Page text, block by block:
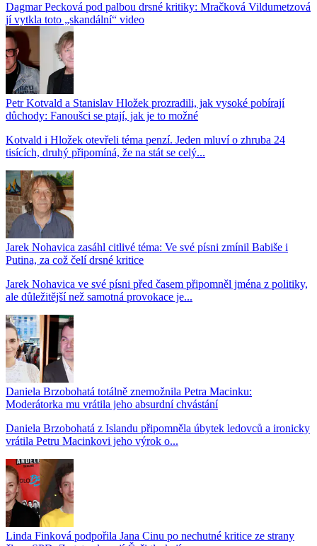
Dagmar Pecková pod palbou drsné kritiky: Mračková Vildumetzová
jí vytkla toto „skandální“ video
Petr Kotvald a Stanislav Hložek prozradili, jak vysoké pobírají
důchody: Fanoušci se ptají, jak je to možné
Kotvald i Hložek otevřeli téma penzí. Jeden mluví o zhruba 24
tisících, druhý připomíná, že na stát se celý...
Jarek Nohavica zasáhl citlivé téma: Ve své písni zmínil Babiše i
Putina, za což čelí drsné kritice
Jarek Nohavica ve své písni před časem připomněl jména z politiky,
ale důležitější než samotná provokace je...
Daniela Brzobohatá totálně znemožnila Petra Macinku:
Moderátorka mu vrátila jeho absurdní chvástání
Daniela Brzobohatá z Islandu připomněla úbytek ledovců a ironicky
vrátila Petru Macinkovi jeho výrok o...
Linda Finková podpořila Jana Cinu po nechutné kritice ze strany